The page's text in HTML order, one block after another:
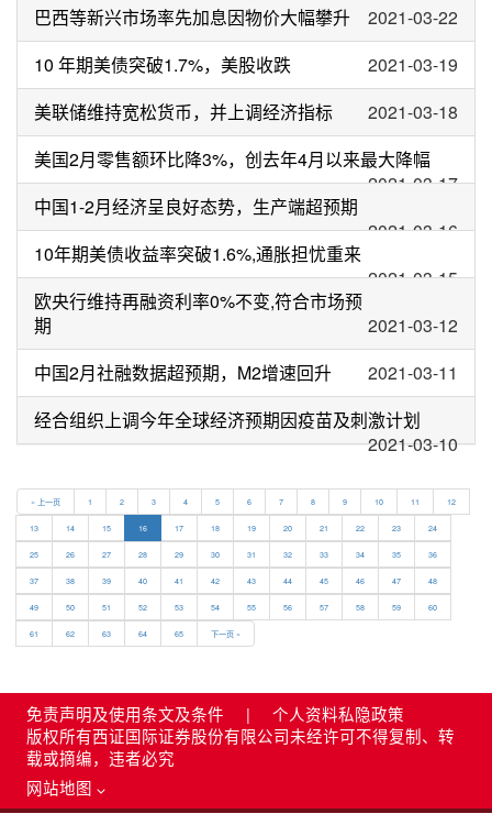
巴西等新兴市场率先加息因物价大幅攀升
2021-03-22
10 年期美债突破1.7%，美股收跌
2021-03-19
美联储维持宽松货币，并上调经济指标
2021-03-18
美国2月零售额环比降3%，创去年4月以来最大降幅
2021-03-17
中国1-2月经济呈良好态势，生产端超预期
2021-03-16
10年期美债收益率突破1.6%,通胀担忧重来
2021-03-15
欧央行维持再融资利率0%不变,符合市场预
期
2021-03-12
中国2月社融数据超预期，M2增速回升
2021-03-11
经合组织上调今年全球经济预期因疫苗及刺激计划
2021-03-10
« 上一页 1 2 3 4 5 6 7 8 9 10 11 12
13 14 15 16 17 18 19 20 21 22 23 24
25 26 27 28 29 30 31 32 33 34 35 36
37 38 39 40 41 42 43 44 45 46 47 48
49 50 51 52 53 54 55 56 57 58 59 60
61 62 63 64 65 下一页 »
免责声明及使用条文及条件 | 个人资料私隐政策
版权所有西证国际证券股份有限公司未经许可不得复制、转
载或摘编，违者必究
网站地图